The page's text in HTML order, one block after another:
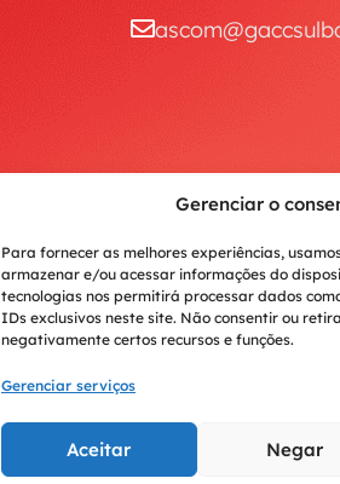
Gerenciar o
Para fornecer as melhores experiências,
armazenar e/ou acessar informações do
tecnologias nos permitirá processar dados
IDs exclusivos neste site. Não consentir ou
negativamente certos recursos e funções.
Gerenciar serviços
Aceitar Negar